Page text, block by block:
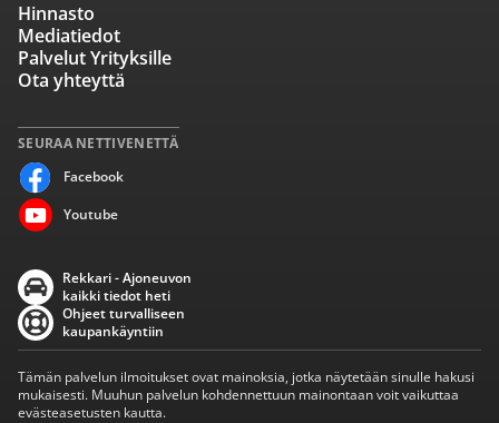
SEURAA NETTIVENETTÄ
Facebook
Youtube
Hinnasto
Mediatiedot
Palvelut Yrityksille
Ota yhteyttä
Rekkari - Ajoneuvon
kaikki tiedot heti
Ohjeet turvalliseen
kaupankäyntiin
Tämän palvelun ilmoitukset ovat mainoksia, jotka näytetään sinulle hakusi
mukaisesti. Muuhun palvelun kohdennettuun mainontaan voit vaikuttaa
evästeasetusten kautta.